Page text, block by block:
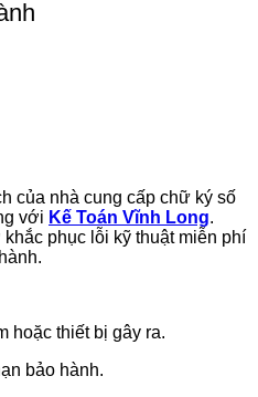
của nhà cung cấp chữ ký số
với Kế Toán Vĩnh Long.
phục lỗi kỹ thuật miễn phí
hoặc thiết bị gây ra.
bảo hành.